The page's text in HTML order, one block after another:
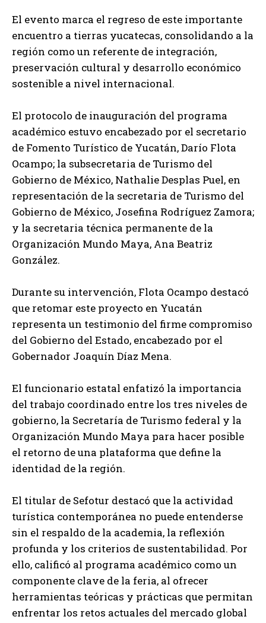
El evento marca el regreso de este importante
encuentro a tierras yucatecas, consolidando a la
región como un referente de integración,
preservación cultural y desarrollo económico
sostenible a nivel internacional.
El protocolo de inauguración del programa
académico estuvo encabezado por el secretario
de Fomento Turístico de Yucatán, Darío Flota
Ocampo; la subsecretaria de Turismo del
Gobierno de México, Nathalie Desplas Puel, en
representación de la secretaria de Turismo del
Gobierno de México, Josefina Rodríguez Zamora;
y la secretaria técnica permanente de la
Organización Mundo Maya, Ana Beatriz
González.
Durante su intervención, Flota Ocampo destacó
que retomar este proyecto en Yucatán
representa un testimonio del firme compromiso
del Gobierno del Estado, encabezado por el
Gobernador Joaquín Díaz Mena.
El funcionario estatal enfatizó la importancia
del trabajo coordinado entre los tres niveles de
gobierno, la Secretaría de Turismo federal y la
Organización Mundo Maya para hacer posible
el retorno de una plataforma que define la
identidad de la región.
El titular de Sefotur destacó que la actividad
turística contemporánea no puede entenderse
sin el respaldo de la academia, la reflexión
profunda y los criterios de sustentabilidad. Por
ello, calificó al programa académico como un
componente clave de la feria, al ofrecer
herramientas teóricas y prácticas que permitan
enfrentar los retos actuales del mercado global